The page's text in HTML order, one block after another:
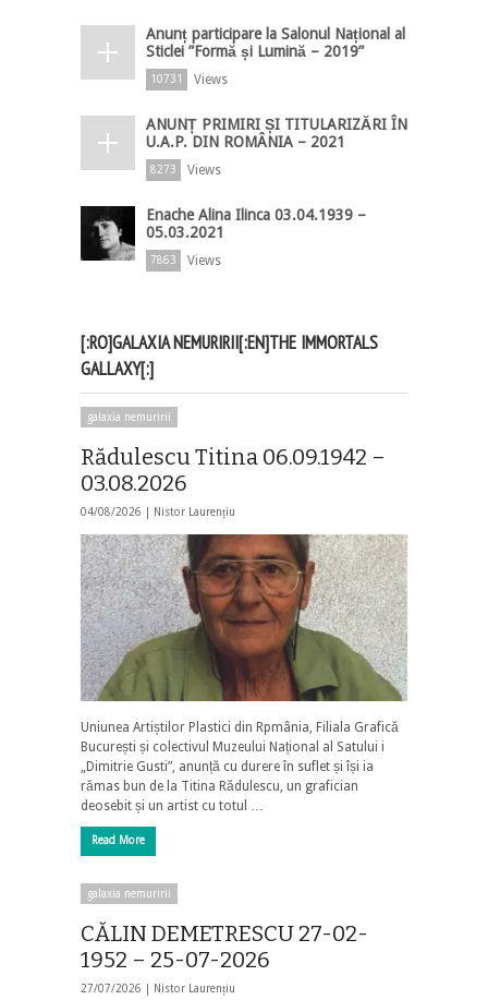
Anunț participare la Salonul Național al
Sticlei ”Formă și Lumină – 2019”
10731 Views
ANUNȚ PRIMIRI ȘI TITULARIZĂRI ÎN
U.A.P. DIN ROMÂNIA – 2021
8273 Views
Enache Alina Ilinca 03.04.1939 –
05.03.2021
7863 Views
[:RO]GALAXIA NEMURIRII[:EN]THE IMMORTALS
GALLAXY[:]
galaxia nemuririi
Rădulescu Titina 06.09.1942 –
03.08.2026
04/08/2026 | Nistor Laurențiu
Uniunea Artiștilor Plastici din Rpmânia, Filiala Grafică
București și colectivul Muzeului Național al Satului i
„Dimitrie Gusti”, anunță cu durere în suflet și își ia
rămas bun de la Titina Rădulescu, un grafician
deosebit și un artist cu totul …
Read More
galaxia nemuririi
CĂLIN DEMETRESCU 27-02-
1952 – 25-07-2026
27/07/2026 | Nistor Laurențiu